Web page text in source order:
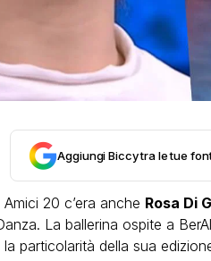
Aggiungi Biccy tra le tue
20 c’era anche Rosa Di
La ballerina ospite a
particolarità della sua